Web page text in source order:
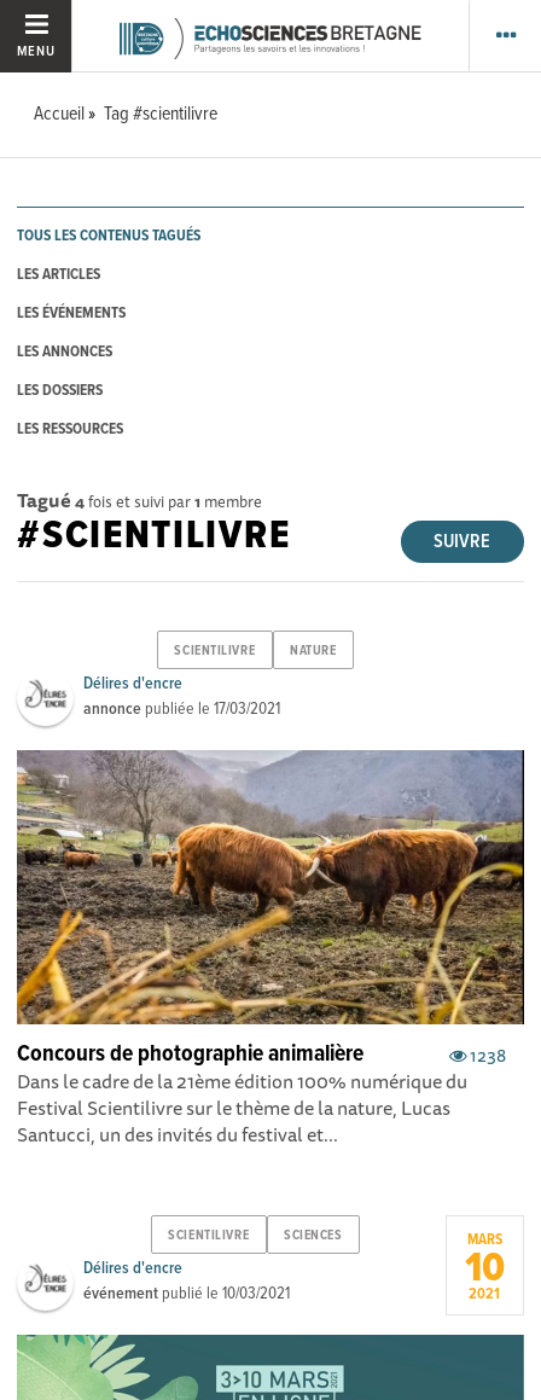
MENU
Accueil Tag #scientilivre
TOUS LES CONTENUS TAGUÉS
LES ARTICLES
LES ÉVÉNEMENTS
LES ANNONCES
LES DOSSIERS
LES RESSOURCES
Tagué 4fois et suivi par1 membre
SUIVRE
#SCIENTILIVRE
SCIENTILIVRE NATURE
Délires d'encre
annonce publiée le17/03/2021
1238
Concours de photographie animalière
Dans le cadre de la 21ème édition 100% numérique du
Festival Scientilivre sur le thème de la nature, Lucas
Santucci, un des invités du festival et...
SCIENTILIVRE SCIENCES
Délires d'encre
événement publié le10/03/2021
MARS
10
2021